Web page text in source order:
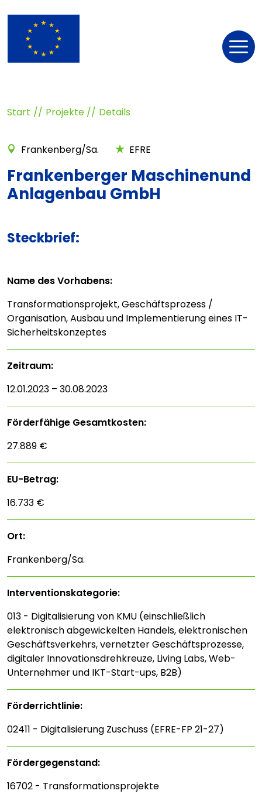
Start Projekte Details
Frankenberg/Sa. EFRE
Frankenberger Maschinenund
Anlagenbau GmbH
Steckbrief:
Name des Vorhabens:
Transformationsprojekt, Geschäftsprozess /
Organisation, Ausbau und Implementierung eines IT-
Sicherheitskonzeptes
Zeitraum:
12.01.2023 – 30.08.2023
Förderfähige Gesamtkosten:
27.889 €
EU-Betrag:
16.733 €
Ort:
Frankenberg/Sa.
Interventions­kategorie:
013 - Digitalisierung von KMU (einschließlich
elektronisch abgewickelten Handels, elektronischen
Geschäftsverkehrs, vernetzter Geschäftsprozesse,
digitaler Innovationsdrehkreuze, Living Labs, Web-
Unternehmer und IKT-Start-ups, B2B)
Förderrichtlinie:
02411 - Digitalisierung Zuschuss (EFRE-FP 21-27)
Fördergegenstand:
16702 - Transformationsprojekte